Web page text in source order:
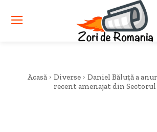
Acasă Diverse
Daniel Băluță a
recent amenajat din Sectorul